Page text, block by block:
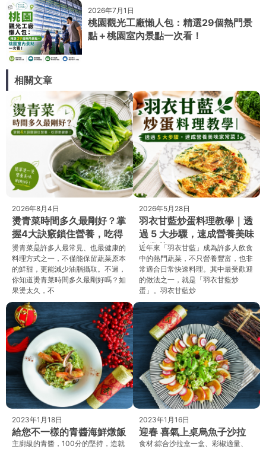
2026年7月1日
桃園觀光工廠懶人包：精選29個熱門景
點＋桃園室內景點一次看！
相關文章
2026年8月4日
燙青菜時間多久最剛好？掌
握4大訣竅鎖住營養，吃得
更健康！
燙青菜是許多人最常見、也最健康的
料理方式之一，不僅能保留蔬菜原本
的鮮甜，更能減少油脂攝取。不過，
你知道燙青菜時間多久最剛好嗎？如
果燙太久，不
2026年5月28日
羽衣甘藍炒蛋料理教學｜透
過 5 大步驟，速成營養美味
家常菜！
近年來「羽衣甘藍」成為許多人飲食
中的熱門蔬菜，不只營養豐富，也非
常適合日常快速料理。其中最受歡迎
的做法之一，就是「羽衣甘藍炒
蛋」。羽衣甘藍炒
2023年1月18日
給您不一樣的青醬海鮮燉飯
主廚級的青醬，100分的堅持，造就
2023年1月16日
迎春 喜氣上桌烏魚子沙拉
食材:綜合沙拉盒一盒、彩椒適量、